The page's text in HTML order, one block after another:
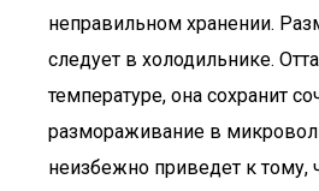
неправильном хранении.
следует в холодильнике.
температуре, она сохранит
размораживание в
неизбежно приведет к тому,